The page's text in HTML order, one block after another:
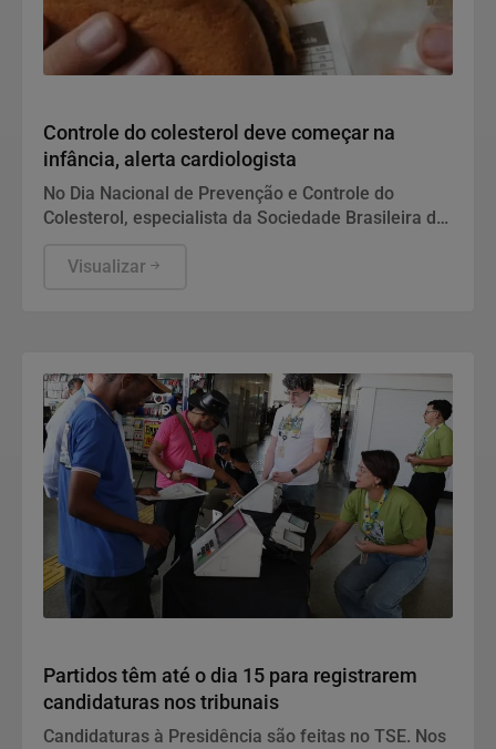
Controle do colesterol deve começar na
infância, alerta cardiologista
No Dia Nacional de Prevenção e Controle do
Colesterol, especialista da Sociedade Brasileira de
anos, alimentação equilibrada e atividade física.
Visualizar
Partidos têm até o dia 15 para registrarem
candidaturas nos tribunais
Candidaturas à Presidência são feitas no TSE. Nos